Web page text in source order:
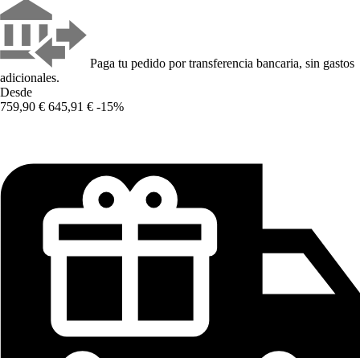
Paga tu pedido por transferencia bancaria, sin gastos
adicionales.
Desde
759,90 € 645,91 € -15%